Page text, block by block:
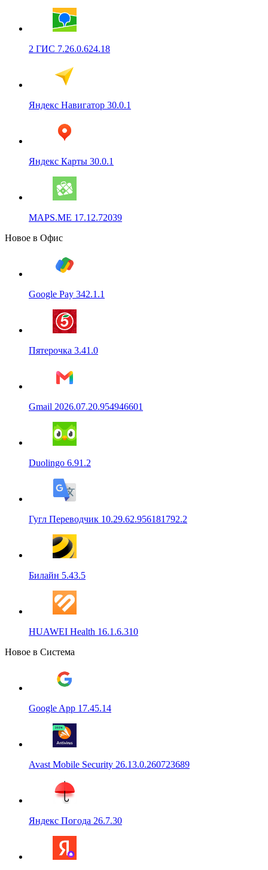
2 ГИС 7.26.0.624.18
Яндекс Навигатор 30.0.1
Яндекс Карты 30.0.1
MAPS.ME 17.12.72039
Новое в Офис
Google Pay 342.1.1
Пятерочка 3.41.0
Gmail 2026.07.20.954946601
Duolingo 6.91.2
Гугл Переводчик 10.29.62.956181792.2
Билайн 5.43.5
HUAWEI Health 16.1.6.310
Новое в Система
Google App 17.45.14
Avast Mobile Security 26.13.0.260723689
Яндекс Погода 26.7.30